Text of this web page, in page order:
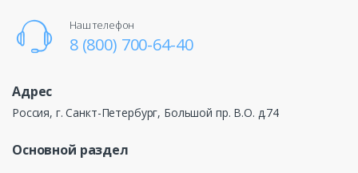
Наш телефон
8 (800) 700-64-40
Адрес
Россия, г. Санкт-Петербург, Большой пр. В.О. д.74
Основной раздел